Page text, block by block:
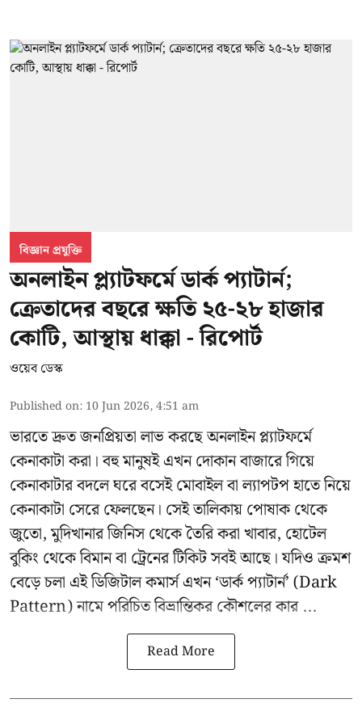
বিজ্ঞান প্রযুক্তি
অনলাইন প্ল্যাটফর্মে ডার্ক প্যাটার্ন;
ক্রেতাদের বছরে ক্ষতি ২৫-২৮ হাজার
কোটি, আস্থায় ধাক্কা - রিপোর্ট
ওয়েব ডেস্ক
Published on: 10 Jun 2026, 4:51 am
ভারতে দ্রুত জনপ্রিয়তা লাভ করছে অনলাইন প্ল্যাটফর্মে
কেনাকাটা করা। বহু মানুষই এখন দোকান বাজারে গিয়ে
কেনাকাটার বদলে ঘরে বসেই মোবাইল বা ল্যাপটপ হাতে নিয়ে
কেনাকাটা সেরে ফেলছেন। সেই তালিকায় পোষাক থেকে
জুতো, মুদিখানার জিনিস থেকে তৈরি করা খাবার, হোটেল
বুকিং থেকে বিমান বা ট্রেনের টিকিট সবই আছে। যদিও ক্রমশ
বেড়ে চলা এই ডিজিটাল কমার্স এখন ‘ডার্ক প্যাটার্ন’ (Dark
Pattern) নামে পরিচিত বিভ্রান্তিকর কৌশলের কার ...
Read More